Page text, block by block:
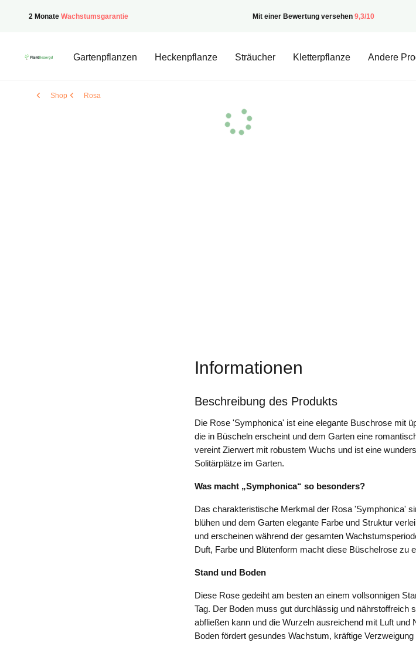
2 Monate Wachstumsgarantie Mit einer Bewertung versehen 9,3/10
PflanzenGeliefert
Gartenpflanzen Heckenpflanze Sträucher Kletterpflanze Andere
Shop Rosa
Informationen
Beschreibung des Produkts
Die Rose 'Symphonica' ist eine elegante Buschrose mit
die in Büscheln erscheint und dem Garten eine
vereint Zierwert mit robustem Wuchs und ist eine
Solitärplätze im Garten.
Was macht „Symphonica“ so besonders?
Das charakteristische Merkmal der Rosa 'Symphonica'
blühen und dem Garten elegante Farbe und Struktur
und erscheinen während der gesamten
Duft, Farbe und Blütenform macht diese Büschelrose zu
Stand und Boden
Diese Rose gedeiht am besten an einem vollsonnigen
Tag. Der Boden muss gut durchlässig und nährstoffreich
abfließen kann und die Wurzeln ausreichend mit Luft
Boden fördert gesundes Wachstum, kräftige Verzweigung